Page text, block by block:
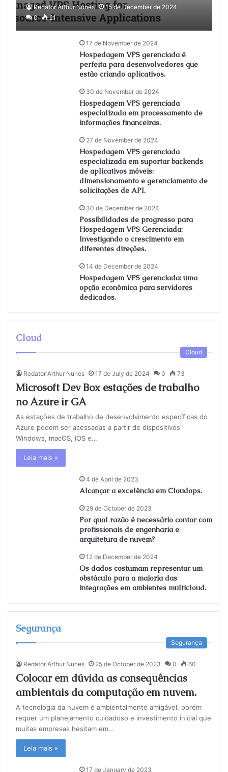
Redator Arthur Nunes
15 de December de 2024
0
21
17 de November de 2024
Hospedagem VPS gerenciada é
perfeita para desenvolvedores que
estão criando aplicativos.
30 de November de 2024
Hospedagem VPS gerenciada
especializada em processamento de
informações financeiras.
27 de November de 2024
Hospedagem VPS gerenciada
especializada em suportar backends
de aplicativos móveis:
dimensionamento e gerenciamento de
solicitações de API.
30 de December de 2024
Possibilidades de progresso para
Hospedagem VPS Gerenciada:
Investigando o crescimento em
diferentes direções.
14 de December de 2024
Hospedagem VPS gerenciada: uma
opção econômica para servidores
dedicados.
Cloud
Cloud
Redator Arthur Nunes 17 de July de 2024 0 73
Microsoft Dev Box estações de trabalho
no Azure ir GA
As estações de trabalho de desenvolvimento específicas do
Azure podem ser acessadas a partir de dispositivos
Windows, macOS, iOS e…
Leia mais »
4 de April de 2023
Alcançar a excelência em Cloudops.
29 de October de 2023
Por qual razão é necessário contar com
profissionais de engenharia e
arquitetura de nuvem?
12 de December de 2024
Os dados costumam representar um
obstáculo para a maioria das
integrações em ambientes multicloud.
Segurança
Segurança
Redator Arthur Nunes 25 de October de 2023 0 60
Colocar em dúvida as consequências
ambientais da computação em nuvem.
A tecnologia da nuvem é ambientalmente amigável, porém
requer um planejamento cuidadoso e investimento inicial que
muitas empresas hesitam em…
Leia mais »
17 de January de 2023